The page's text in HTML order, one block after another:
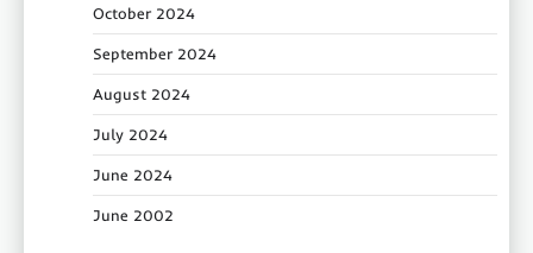
October 2024
September 2024
August 2024
July 2024
June 2024
June 2002